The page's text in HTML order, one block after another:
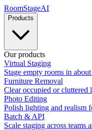
RoomStageAI
Products
Our products
Virtual Staging
Stage empty rooms in
Furniture Removal
Clear occupied or cluttered
Photo Editing
Polish lighting and realism
Batch & API
Scale staging across teams